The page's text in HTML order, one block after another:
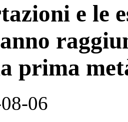
e le
prima
06